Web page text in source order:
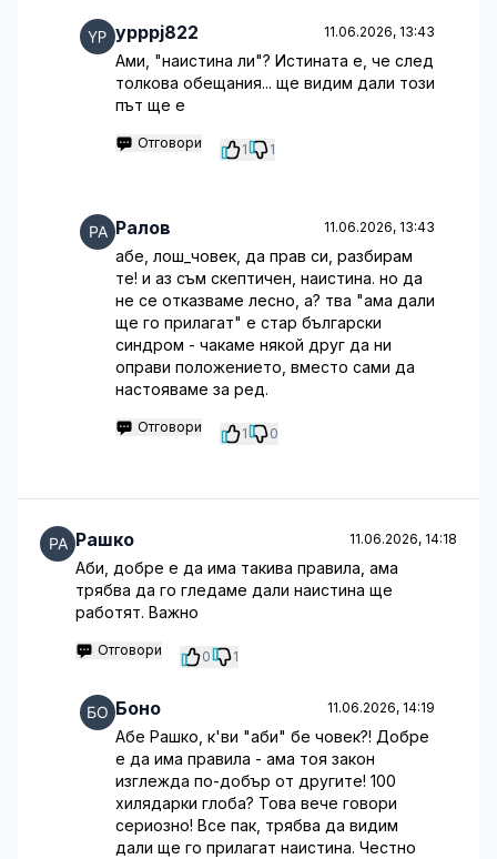
ypppj822 11.06.2026, 13:43
Ами, "наистина ли"? Истината е, че след
толкова обещания... ще видим дали този
път ще е
Отговори 1 1
Ралов 11.06.2026, 13:43
абе, лош_човек, да прав си, разбирам
те! и аз съм скептичен, наистина. но да
не се отказваме лесно, а? тва "ама дали
ще го прилагат" е стар български
синдром - чакаме някой друг да ни
оправи положението, вместо сами да
настояваме за ред.
Отговори 1 0
Рашко 11.06.2026, 14:18
Аби, добре е да има такива правила, ама
трябва да го гледаме дали наистина ще
работят. Важно
Отговори 0 1
Боно 11.06.2026, 14:19
Абе Рашко, к'ви "аби" бе човек?! Добре
е да има правила - ама тоя закон
изглежда по-добър от другите! 100
хилядарки глоба? Това вече говори
сериозно! Все пак, трябва да видим
дали ще го прилагат наистина. Честно